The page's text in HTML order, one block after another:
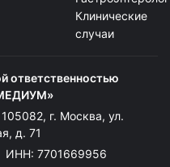
Клинические
случаи
ответственностью
г. Москва, ул.
д. 71
ИНН: 7701669956